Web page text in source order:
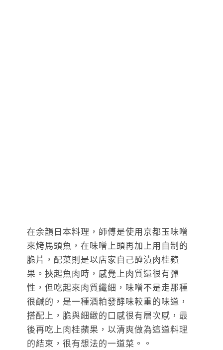
在余韻日本料理，師傅是使用京都玉味噌
來烤馬頭魚，在味噌上頭再加上用自制的
脆片，配菜則是以店家自己醃漬肉桂蘋
果。挾起魚肉時，感覺上肉質還很有彈
性，但吃起來肉質纖細，味噌不是走那種
很鹹的，是一種酒粕發酵味較重的味道，
搭配上，脆與細緻的口感很有層次感，最
後再吃上肉桂蘋果，以清爽做為這道料理
的結束，很有想法的一道菜。。